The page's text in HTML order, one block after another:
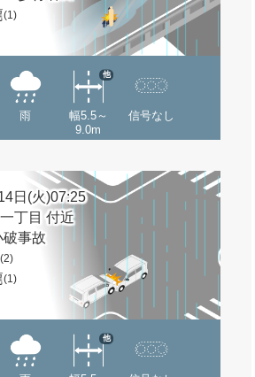
(1)
雨
幅5.5～
9.0m
他
信号なし
日(火)07:25
丁目 付近
事故
(2)
(1)
他